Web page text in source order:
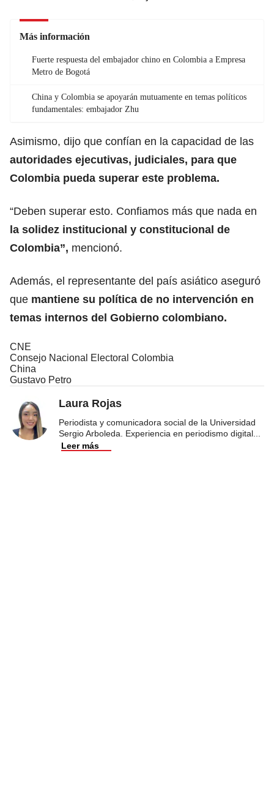
Más información
Fuerte respuesta del embajador chino en Colombia a Empresa
Metro de Bogotá
China y Colombia se apoyarán mutuamente en temas políticos
fundamentales: embajador Zhu
Asimismo, dijo que confían en la capacidad de las
autoridades ejecutivas, judiciales, para que
Colombia pueda superar este problema.
“Deben superar esto. Confiamos más que nada en
la solidez institucional y constitucional de
Colombia”, mencionó.
Además, el representante del país asiático aseguró
que mantiene su política de no intervención en
temas internos del Gobierno colombiano.
CNE
Consejo Nacional Electoral Colombia
China
Gustavo Petro
Laura Rojas
Periodista y comunicadora social de la Universidad
Sergio Arboleda. Experiencia en periodismo digital
Leer más